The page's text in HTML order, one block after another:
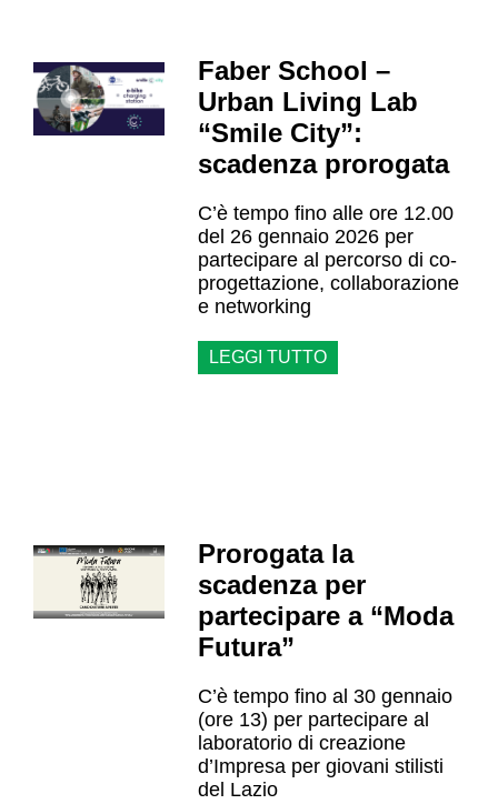
Faber School –
Urban Living Lab
“Smile City”:
scadenza prorogata
C’è tempo fino alle ore 12.00
del 26 gennaio 2026 per
partecipare al percorso di co-
progettazione, collaborazione
e networking
LEGGI TUTTO
Prorogata la
scadenza per
partecipare a “Moda
Futura”
C’è tempo fino al 30 gennaio
(ore 13) per partecipare al
laboratorio di creazione
d’Impresa per giovani stilisti
del Lazio